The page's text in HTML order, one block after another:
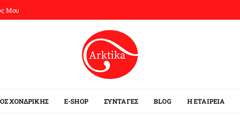
Μου
ΧΟΝΔΡΙΚΗΣ E-SHOP ΣΥΝΤΑΓΕΣ BLOG Η ΕΤΑΙΡΕΙΑ